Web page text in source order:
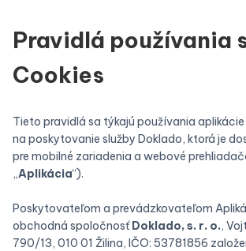
Pravidlá používania
Cookies
Tieto pravidlá sa týkajú používania
na poskytovanie služby Doklado, ktorá je
pre mobilné zariadenia a webové
„Aplikácia“).
Poskytovateľom a prevádzkovateľom
obchodná spoločnosťDoklado, s. r. o.,
790/13, 010 01 Žilina, IČO: 53781856